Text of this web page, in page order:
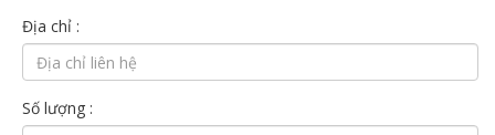
Địa chỉ :
Số lượng :